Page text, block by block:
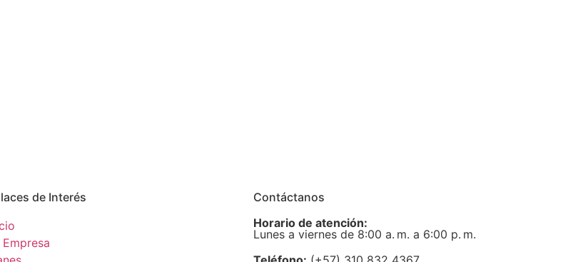
de Interés
Empresa
Contáctanos
Horario de atención:
Lunes a viernes de 8:00 a. m. a 6:00 p. m.